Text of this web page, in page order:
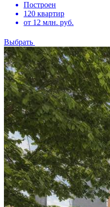
Построен
120 квартир
от 12 млн. руб.
Выбрать